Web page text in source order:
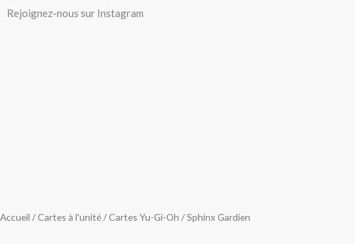
Aller
Rejoignez-nous sur Instagram
Accueil /Cartes à l'unité/Cartes Yu-Gi-Oh / Sphinx Gardien